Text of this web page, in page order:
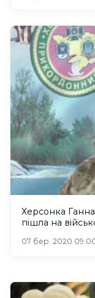
Херсонка
пішла на
07 бер. 2020